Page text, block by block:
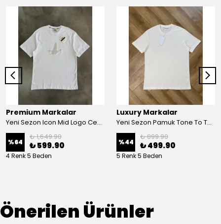
Premium Markalar
Yeni Sezon Icon Mid Logo Ceast T-shirt
%64
₺ 1,649.90
₺ 599.90
4 Renk 5 Beden
Luxury Markalar
Yeni Sezon Pamuk Tone To Tone Logo T-shirt
%44
₺ 899.90
₺ 499.90
5 Renk 5 Beden
Önerilen Ürünler